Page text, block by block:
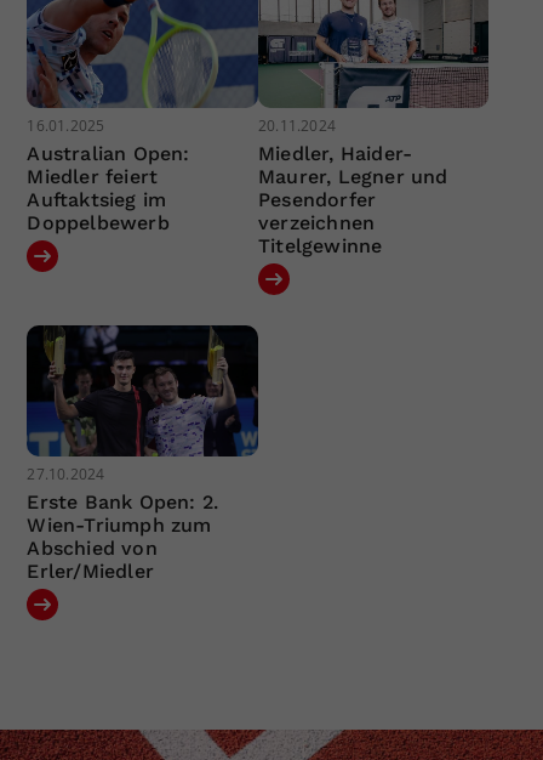
16.01.2025
Australian Open:
Miedler feiert
Auftaktsieg im
Doppelbewerb
20.11.2024
Miedler, Haider-
Maurer, Legner und
Pesendorfer
verzeichnen
Titelgewinne
27.10.2024
Erste Bank Open: 2.
Wien-Triumph zum
Abschied von
Erler/Miedler